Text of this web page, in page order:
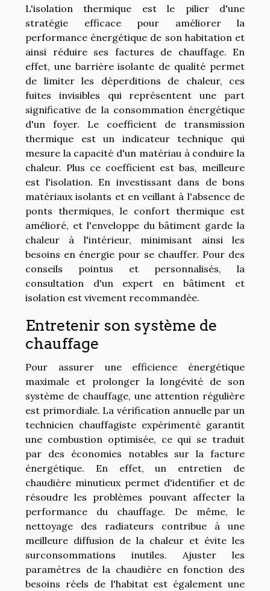
L'isolation thermique est le pilier d'une
stratégie efficace pour améliorer la
performance énergétique de son habitation et
ainsi réduire ses factures de chauffage. En
effet, une barrière isolante de qualité permet
de limiter les déperditions de chaleur, ces
fuites invisibles qui représentent une part
significative de la consommation énergétique
d'un foyer. Le coefficient de transmission
thermique est un indicateur technique qui
mesure la capacité d'un matériau à conduire la
chaleur. Plus ce coefficient est bas, meilleure
est l'isolation. En investissant dans de bons
matériaux isolants et en veillant à l'absence de
ponts thermiques, le confort thermique est
amélioré, et l'enveloppe du bâtiment garde la
chaleur à l'intérieur, minimisant ainsi les
besoins en énergie pour se chauffer. Pour des
conseils pointus et personnalisés, la
consultation d'un expert en bâtiment et
isolation est vivement recommandée.
Entretenir son système de
chauffage
Pour assurer une efficience énergétique
maximale et prolonger la longévité de son
système de chauffage, une attention régulière
est primordiale. La vérification annuelle par un
technicien chauffagiste expérimenté garantit
une combustion optimisée, ce qui se traduit
par des économies notables sur la facture
énergétique. En effet, un entretien de
chaudière minutieux permet d'identifier et de
résoudre les problèmes pouvant affecter la
performance du chauffage. De même, le
nettoyage des radiateurs contribue à une
meilleure diffusion de la chaleur et évite les
surconsommations inutiles. Ajuster les
paramètres de la chaudière en fonction des
besoins réels de l'habitat est également une